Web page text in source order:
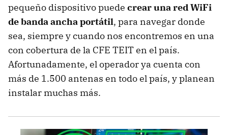
pequeño dispositivo puede crear una red WiFi
de banda ancha portátil, para navegar donde
sea, siempre y cuando nos encontremos en una
con cobertura de la CFE TEIT en el país.
Afortunadamente, el operador ya cuenta con
más de 1.500 antenas en todo el país, y planean
instalar muchas más.